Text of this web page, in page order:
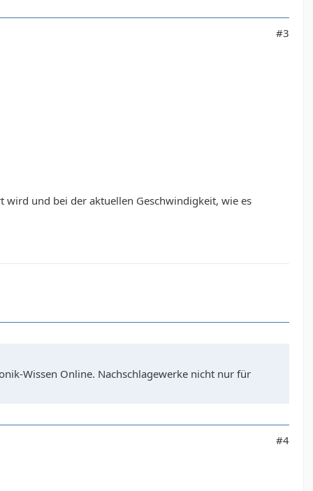
#3
und bei der aktuellen Geschwindigkeit, wie es
Wissen Online. Nachschlagewerke nicht nur für
#4